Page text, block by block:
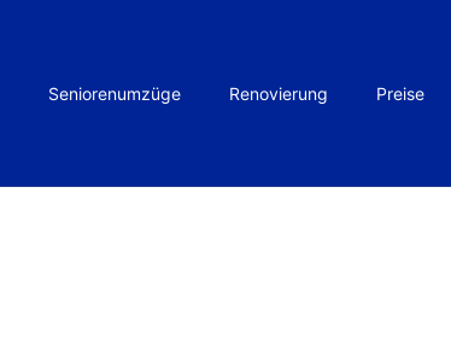
Seniorenumzüge Renovierung Preise